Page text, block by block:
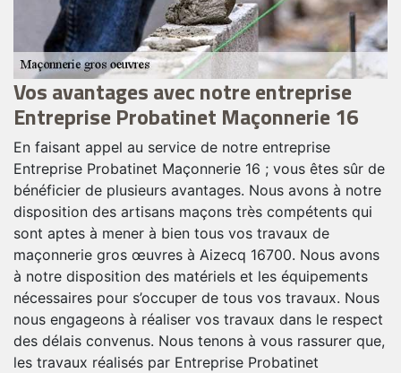
Vos avantages avec notre entreprise
Entreprise Probatinet Maçonnerie 16
En faisant appel au service de notre entreprise
Entreprise Probatinet Maçonnerie 16 ; vous êtes sûr de
bénéficier de plusieurs avantages. Nous avons à notre
disposition des artisans maçons très compétents qui
sont aptes à mener à bien tous vos travaux de
maçonnerie gros œuvres à Aizecq 16700. Nous avons
à notre disposition des matériels et les équipements
nécessaires pour s’occuper de tous vos travaux. Nous
nous engageons à réaliser vos travaux dans le respect
des délais convenus. Nous tenons à vous rassurer que,
les travaux réalisés par Entreprise Probatinet